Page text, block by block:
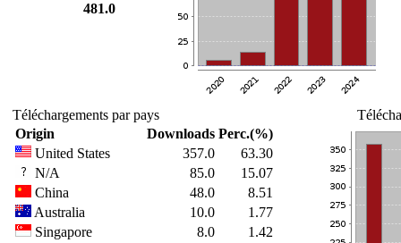
481.0
Téléchargements par pays
Origin
Downloads Perc.(%)
United States
357.0
63.30
N/A
85.0
15.07
China
48.0
8.51
Australia
10.0
1.77
Singapore
8.0
1.42